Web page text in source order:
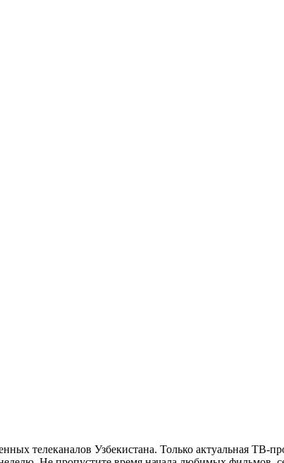
телеканалов Узбекистана. Только актуальная ТВ-